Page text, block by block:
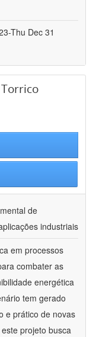
Thu Dec 31
de
industriais
em processos
combater as
energética
tem gerado
e prático de novas
projeto busca